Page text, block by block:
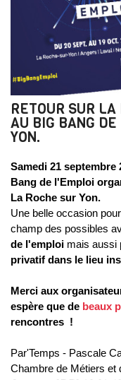
RETOUR SUR
AU BIG BANG
YON.
Samedi 21 septembre
Bang de l'Emploi
La Roche sur Yon.
Une belle occasion
champ des possibles
de l'emploi mais aussi
privatif dans le lieu
Merci aux
espère que de beaux
rencontres !
Par'Temps - Pascale
Chambre de Métiers et